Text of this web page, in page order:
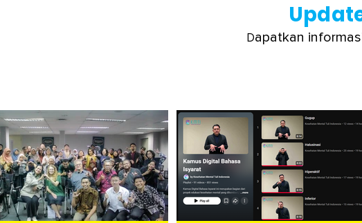
Dapatkan